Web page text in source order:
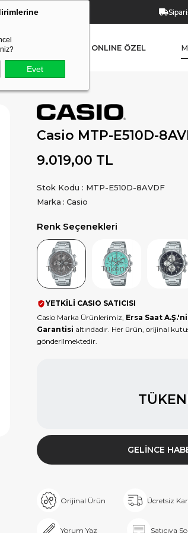
Evet
ONLINE ÖZEL
Casio MTP-E510D-
9.019,00 TL
Stok Kodu
MTP-E510D-8AVDF
Marka : Casio
Renk Seçenekleri
Ürün
Tükendi
Ürün
Tükendi
Ürün
Tükendi
YETKİLİ CASIO SATICISI
Casio Marka Ürünlerimiz, Ersa Saat
Garantisi altındadır. Her ürün, orijinal
gönderilmektedir.
GELINCE
Orijinal Ürün Ücretsiz
Yorum Yaz Satıcıya